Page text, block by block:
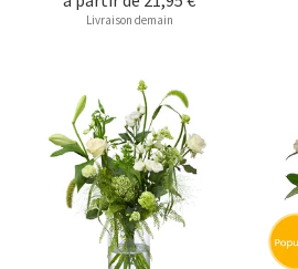
Livraison demain